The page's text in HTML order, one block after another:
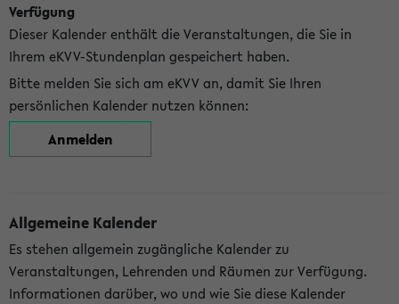
Verfügung
Dieser Kalender enthält die Veranstaltungen, die Sie in
Ihrem eKVV-Stundenplan gespeichert haben.
Bitte melden Sie sich am eKVV an, damit Sie Ihren
persönlichen Kalender nutzen können:
Anmelden
Allgemeine Kalender
Es stehen allgemein zugängliche Kalender zu
Veranstaltungen, Lehrenden und Räumen zur Verfügung.
Informationen darüber, wo und wie Sie diese Kalender